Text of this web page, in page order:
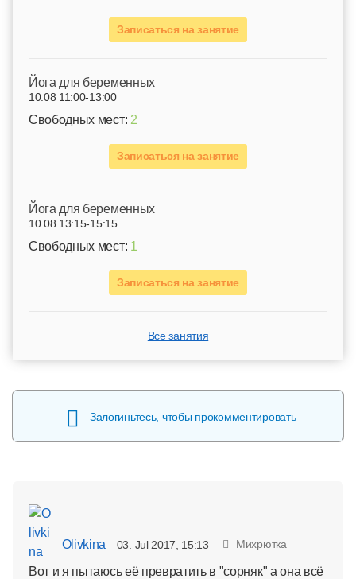
Записаться на занятие
Йога для беременных
10.08 11:00-13:00
Свободных мест: 2
Записаться на занятие
Йога для беременных
10.08 13:15-15:15
Свободных мест: 1
Записаться на занятие
Все занятия
Залогиньтесь, чтобы прокомментировать
Olivkina 03. Jul 2017, 15:13 Михрютка
Вот и я пытаюсь её превратить в "сорняк" а она всё